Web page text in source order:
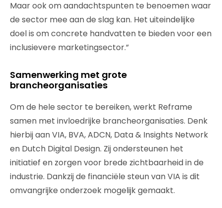
Maar ook om aandachtspunten te benoemen waar
de sector mee aan de slag kan. Het uiteindelijke
doel is om concrete handvatten te bieden voor een
inclusievere marketingsector.”
Samenwerking met grote
brancheorganisaties
Om de hele sector te bereiken, werkt Reframe
samen met invloedrijke brancheorganisaties. Denk
hierbij aan VIA, BVA, ADCN, Data & Insights Network
en Dutch Digital Design. Zij ondersteunen het
initiatief en zorgen voor brede zichtbaarheid in de
industrie. Dankzij de financiële steun van VIA is dit
omvangrijke onderzoek mogelijk gemaakt.